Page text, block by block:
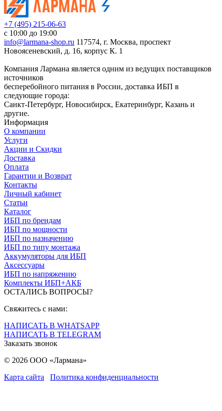
+7 (495) 215-06-63
с 10:00 до 19:00
info@larmana-shop.ru 117574, г. Москва, проспект
Новоясеневский, д. 16, корпус К. 1
Компания Лармана является одним из ведущих поставщиков
источников
бесперебойного питания в России, доставка ИБП в
следующие города:
Санкт-Петербург, Новосибирск, Екатеринбург, Казань и
другие.
Информация
О компании
Услуги
Акции и Скидки
Доставка
Оплата
Гарантии и Возврат
Контакты
Личный кабинет
Статьи
Каталог
ИБП по брендам
ИБП по мощности
ИБП по назначению
ИБП по типу монтажа
Аккумуляторы для ИБП
Аксессуары
ИБП по напряжению
Комплекты ИБП+АКБ
ОСТАЛИСЬ ВОПРОСЫ?
Свяжитесь с нами:
НАПИСАТЬ В WHATSAPP
НАПИСАТЬ В TELEGRAM
Заказать звонок
© 2026 ООО «Лармана»
Карта сайта
Политика конфиденциальности